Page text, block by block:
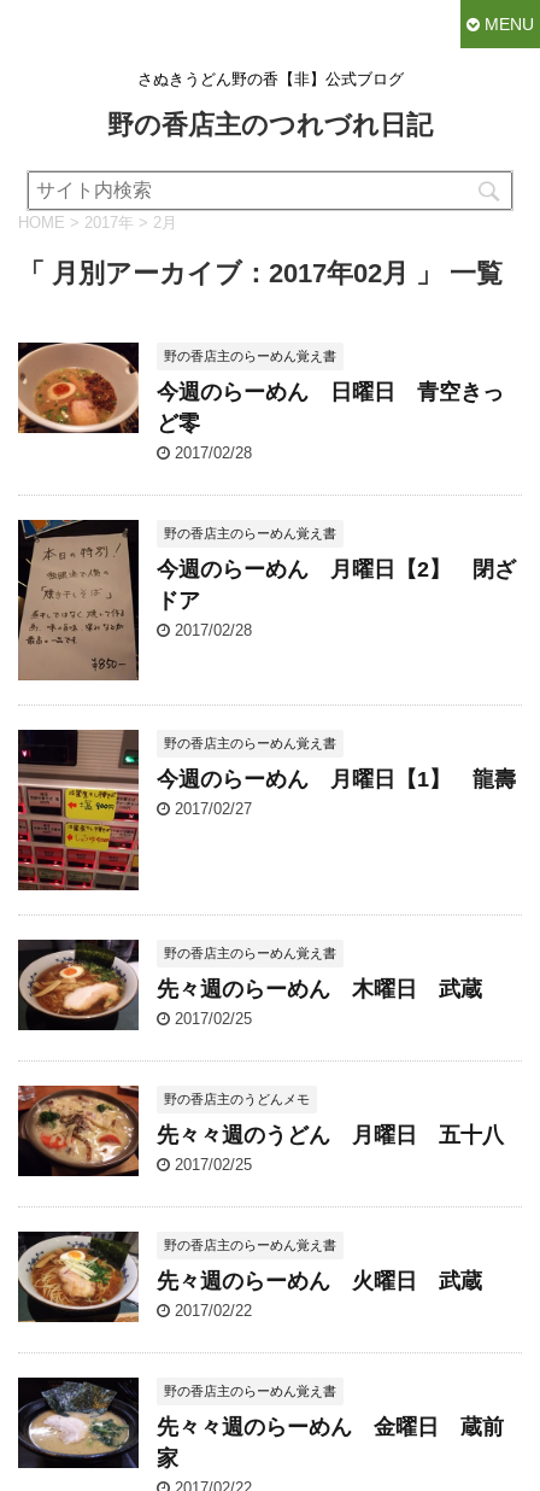
MENU
さぬきうどん野の香【非】公式ブログ
野の香店主のつれづれ日記
HOME > 2017年 > 2月
「 月別アーカイブ：2017年02月 」 一覧
野の香店主のらーめん覚え書
今週のらーめん 日曜日 青空きっ
ど零
2017/02/28
野の香店主のらーめん覚え書
今週のらーめん 月曜日【2】 閉ざ
ドア
2017/02/28
野の香店主のらーめん覚え書
今週のらーめん 月曜日【1】 龍壽
2017/02/27
野の香店主のらーめん覚え書
先々週のらーめん 木曜日 武蔵
2017/02/25
野の香店主のうどんメモ
先々々週のうどん 月曜日 五十八
2017/02/25
野の香店主のらーめん覚え書
先々週のらーめん 火曜日 武蔵
2017/02/22
野の香店主のらーめん覚え書
先々々週のらーめん 金曜日 蔵前
家